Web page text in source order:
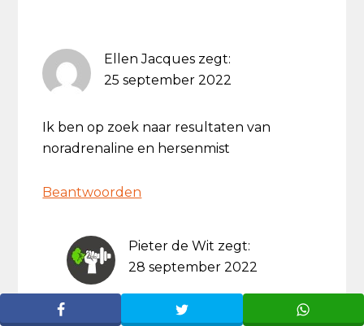
Ellen Jacques zegt:
25 september 2022
Ik ben op zoek naar resultaten van
noradrenaline en hersenmist
Beantwoorden
Pieter de Wit zegt:
28 september 2022
Dat is een interessante Ellen, maar ik